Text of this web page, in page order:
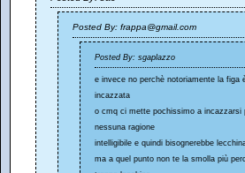
Posted By: frappa@gmail.com
Posted By: sgaplazzo
e invece no perchè notoriamente la figa
incazzata
o cmq ci mette pochissimo a incazzarsi
nessuna ragione
intelligibile e quindi bisognerebbe
ma a quel punto non te la smolla più